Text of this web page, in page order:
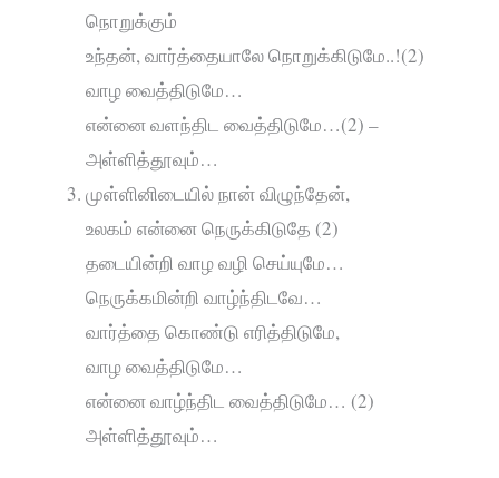
நொறுக்கும்
உந்தன், வார்த்தையாலே நொறுக்கிடுமே..!(2)
வாழ வைத்திடுமே…
என்னை வளந்திட வைத்திடுமே…(2) –
அள்ளித்தூவும்…
முள்ளினிடையில் நான் விழுந்தேன்,
உலகம் என்னை நெருக்கிடுதே (2)
தடையின்றி வாழ வழி செய்யுமே…
நெருக்கமின்றி வாழ்ந்திடவே…
வார்த்தை கொண்டு எரித்திடுமே,
வாழ வைத்திடுமே…
என்னை வாழ்ந்திட வைத்திடுமே… (2)
அள்ளித்தூவும்…